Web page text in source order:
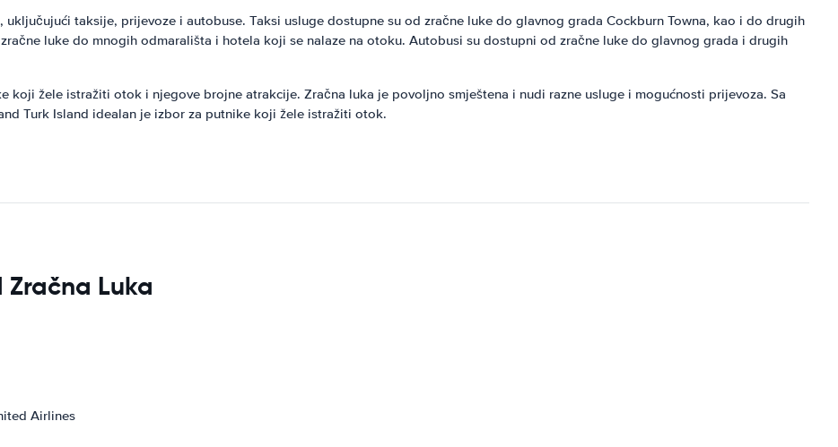
taksije, prijevoze i autobuse. Taksi usluge dostupne su od zračne luke do glavnog grada Cockburn Towna, kao i do drugih
luke do mnogih odmarališta i hotela koji se nalaze na otoku. Autobusi su dostupni od zračne luke do glavnog grada i drugih
koji žele istražiti otok i njegove brojne atrakcije. Zračna luka je povoljno smještena i nudi razne usluge i mogućnosti prijevoza. Sa
Turk Island idealan je izbor za putnike koji žele istražiti otok.
Luka
Airlines